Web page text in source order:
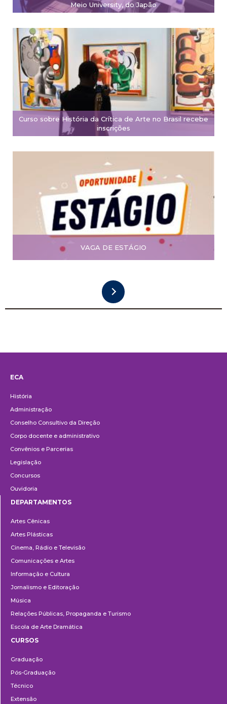
Meio University, do Japão
Curso sobre História da Crítica de Arte no Brasil recebe
inscrições
VAGA DE ESTÁGIO
ECA
História
Administração
Conselho Consultivo da Direção
Corpo docente e administrativo
Convênios e Parcerias
Legislação
Concursos
Ouvidoria
DEPARTAMENTOS
Artes Cênicas
Artes Plásticas
Cinema, Rádio e Televisão
Comunicações e Artes
Informação e Cultura
Jornalismo e Editoração
Música
Relações Públicas, Propaganda e Turismo
Escola de Arte Dramática
CURSOS
Graduação
Pós-Graduação
Técnico
Extensão